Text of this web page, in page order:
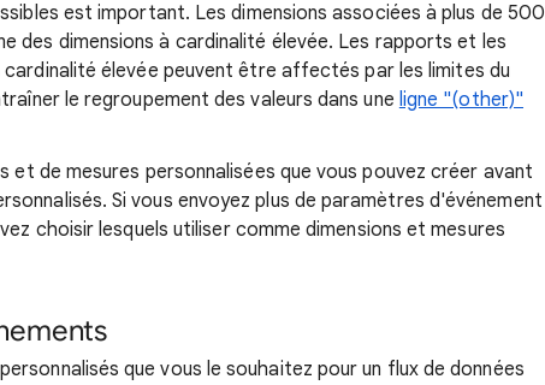
est important. Les dimensions associées à plus de 500
des dimensions à cardinalité élevée. Les rapports et les
élevée peuvent être affectés par les limites du
le regroupement des valeurs dans une ligne "(other)"
et de mesures personnalisées que vous pouvez créer avant
Si vous envoyez plus de paramètres d'événement
choisir lesquels utiliser comme dimensions et mesures
que vous le souhaitez pour un flux de données